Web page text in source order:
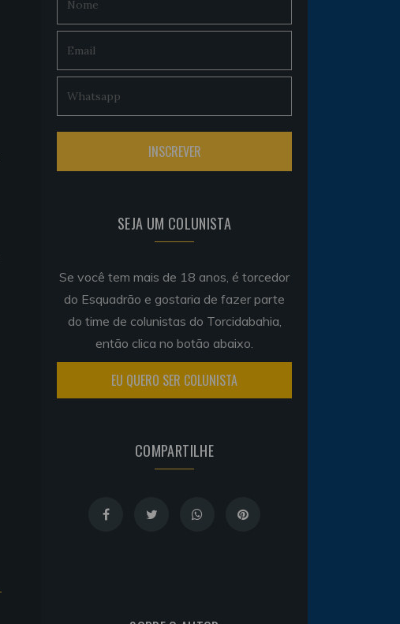
SEJA UM COLUNISTA
Se você tem mais de 18 anos, é torcedor
do Esquadrão e gostaria de fazer parte
do time de colunistas do Torcidabahia,
então clica no botão abaixo.
EU QUERO SER COLUNISTA
COMPARTILHE